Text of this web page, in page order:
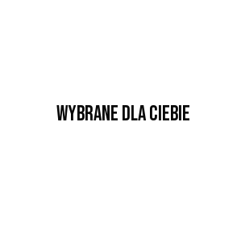
Wybrane dla Ciebie